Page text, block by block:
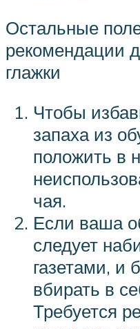
Остальные
рекомендации
глажки
Чтобы
запаха из
положить в
чая.
Если ваша
следует
газетами, и
вбирать в
Требуется